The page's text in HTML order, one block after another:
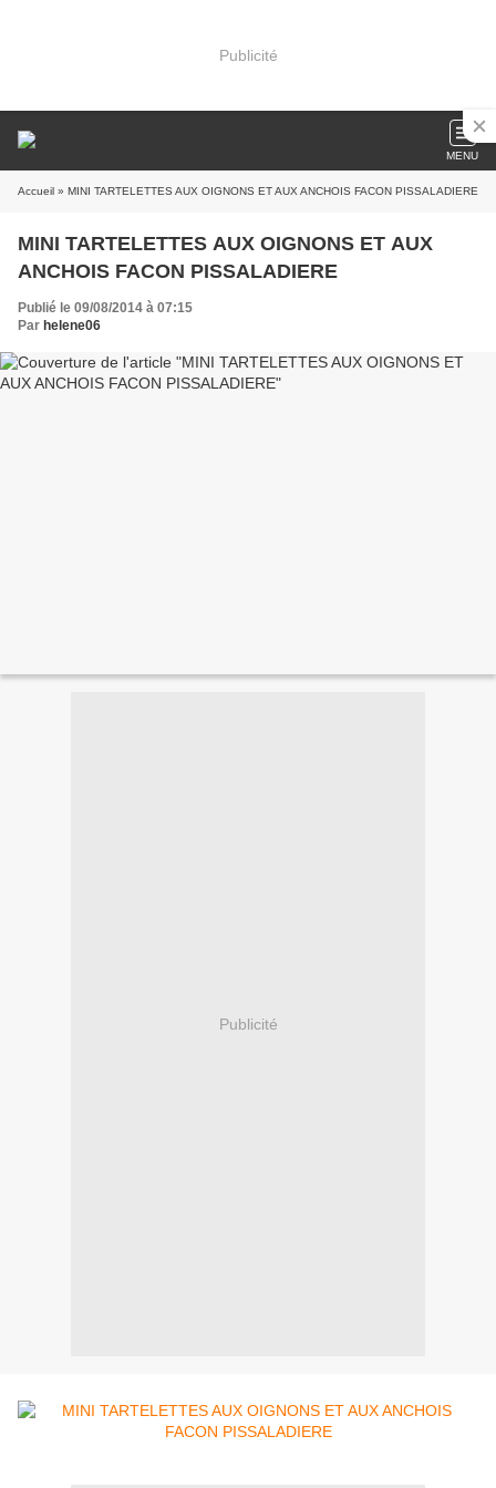
Publicité
MENU
Accueil » MINI TARTELETTES AUX OIGNONS ET AUX ANCHOIS FACON PISSALADIERE
MINI TARTELETTES AUX OIGNONS ET AUX
ANCHOIS FACON PISSALADIERE
Publié le 09/08/2014 à 07:15
Par helene06
Publicité